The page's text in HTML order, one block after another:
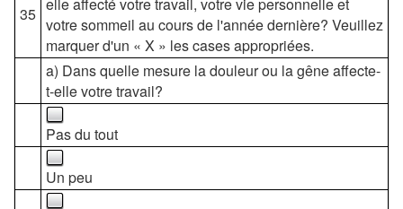
35 elle affecté votre travail, votre vie personnelle et
votre sommeil au cours de l'année dernière? Veuillez
marquer d'un « X » les cases appropriées.
a) Dans quelle mesure la douleur ou la gêne affecte-
t-elle votre travail?
Pas du tout
Un peu